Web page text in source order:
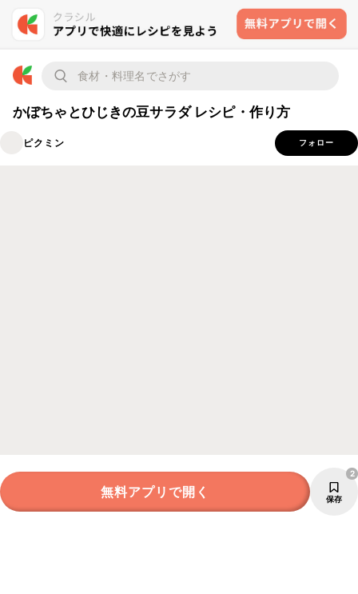
かぼちゃとひじきの豆サラダ レシピ・作り方
ピクミン フォロー
無料アプリで開く 保存
2